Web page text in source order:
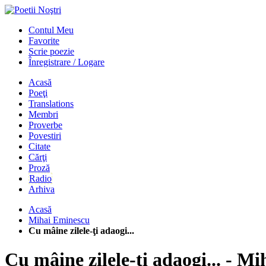
Contul Meu
Favorite
Scrie poezie
Înregistrare / Logare
Acasă
Poeţi
Translations
Membri
Proverbe
Povestiri
Citate
Cărţi
Proză
Radio
Arhiva
Acasă
Mihai Eminescu
Cu mâine zilele-ţi adaogi...
Cu mâine zilele-ţi adaogi... -